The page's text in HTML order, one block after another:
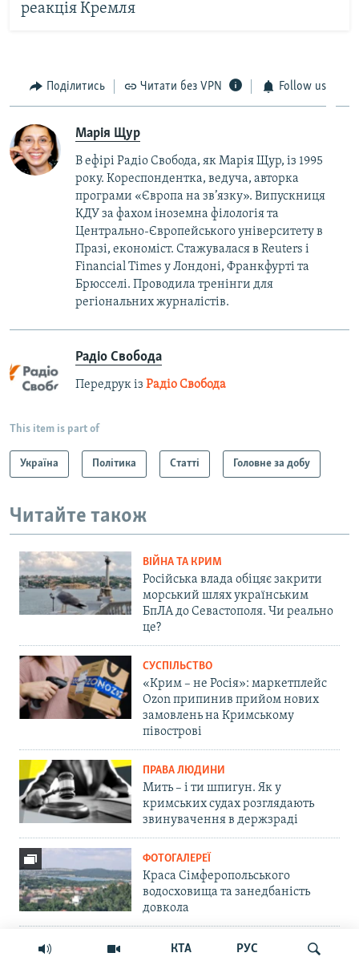
КТА РУС
реакція Кремля
Поділитись Читати без VPN Follow us
Марія Щур
В ефірі Радіо Свобода, як Марія Щур, із 1995
року. Кореспондентка, ведуча, авторка
програми «Європа на зв’язку». Випускниця
КДУ за фахом іноземна філологія та
Центрально-Європейського університету в
Празі, економіст. Стажувалася в Reuters і
Financial Times у Лондоні, Франкфурті та
Брюсселі. Проводила тренінги для
регіональних журналістів.
Радіо Свобода
Передрук із Радіо Свобода
This item is part of
Україна Політика Статті Головне за добу
Читайте також
ВІЙНА ТА КРИМ
Російська влада обіцяє закрити
морський шлях українським
БпЛА до Севастополя. Чи реально
це?
СУСПІЛЬСТВО
«Крим – не Росія»: маркетплейс
Ozon припинив прийом нових
замовлень на Кримському
півострові
ПРАВА ЛЮДИНИ
Мить – і ти шпигун. Як у
кримських судах розглядають
звинувачення в держзраді
ФОТОГАЛЕРЕЇ
Краса Сімферопольського
водосховища та занедбаність
довкола
ВІЙНА ТА КРИМ